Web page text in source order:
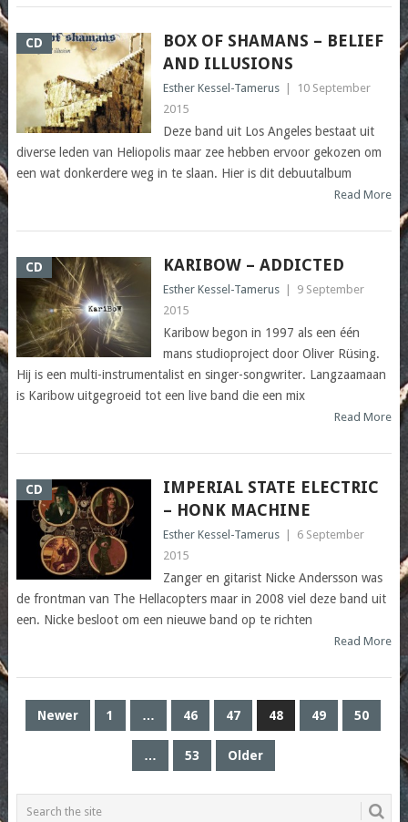
CD
BOX OF SHAMANS – BELIEF
AND ILLUSIONS
Esther Kessel-Tamerus
10 September
2015
Deze band uit Los Angeles bestaat uit
diverse leden van Heliopolis maar zee hebben ervoor gekozen om
een wat donkerdere weg in te slaan. Hier is dit debuutalbum
Read More
CD KARIBOW – ADDICTED
Esther Kessel-Tamerus
9 September
2015
Karibow begon in 1997 als een één
mans studioproject door Oliver Rüsing.
Hij is een multi-instrumentalist en singer-songwriter. Langzaamaan
is Karibow uitgegroeid tot een live band die een mix
Read More
CD
IMPERIAL STATE ELECTRIC
– HONK MACHINE
Esther Kessel-Tamerus
6 September
2015
Zanger en gitarist Nicke Andersson was
de frontman van The Hellacopters maar in 2008 viel deze band uit
een. Nicke besloot om een nieuwe band op te richten
Read More
POSTS
PAGINATION
Newer 1 … 46 47 48 49 50
… 53 Older